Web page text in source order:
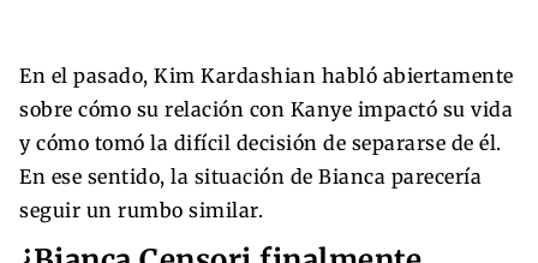
En el pasado, Kim Kardashian habló abiertamente
sobre cómo su relación con Kanye impactó su vida
y cómo tomó la difícil decisión de separarse de él.
En ese sentido, la situación de Bianca parecería
seguir un rumbo similar.